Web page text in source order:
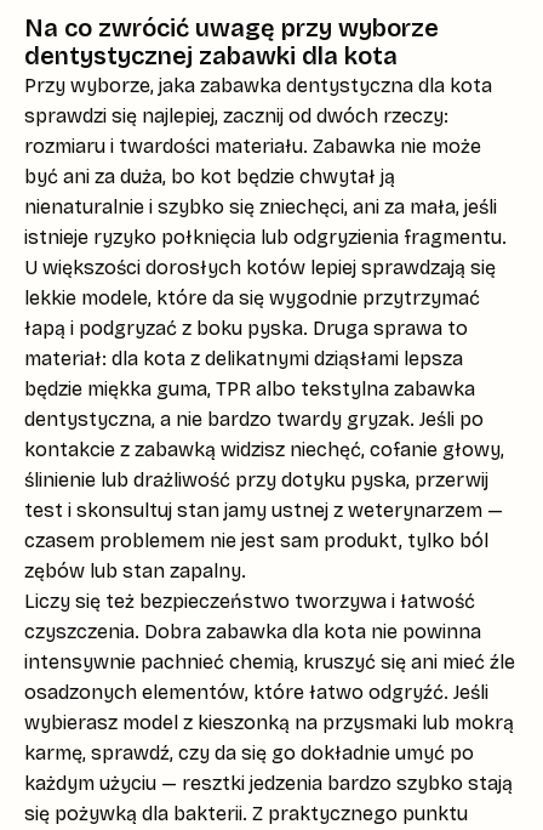
Na co zwrócić uwagę przy wyborze
dentystycznej zabawki dla kota
Przy wyborze, jaka zabawka dentystyczna dla kota
sprawdzi się najlepiej, zacznij od dwóch rzeczy:
rozmiaru i twardości materiału. Zabawka nie może
być ani za duża, bo kot będzie chwytał ją
nienaturalnie i szybko się zniechęci, ani za mała, jeśli
istnieje ryzyko połknięcia lub odgryzienia fragmentu.
U większości dorosłych kotów lepiej sprawdzają się
lekkie modele, które da się wygodnie przytrzymać
łapą i podgryzać z boku pyska. Druga sprawa to
materiał: dla kota z delikatnymi dziąsłami lepsza
będzie miękka guma, TPR albo tekstylna zabawka
dentystyczna, a nie bardzo twardy gryzak. Jeśli po
kontakcie z zabawką widzisz niechęć, cofanie głowy,
ślinienie lub drażliwość przy dotyku pyska, przerwij
test i skonsultuj stan jamy ustnej z weterynarzem —
czasem problemem nie jest sam produkt, tylko ból
zębów lub stan zapalny.
Liczy się też bezpieczeństwo tworzywa i łatwość
czyszczenia. Dobra zabawka dla kota nie powinna
intensywnie pachnieć chemią, kruszyć się ani mieć źle
osadzonych elementów, które łatwo odgryźć. Jeśli
wybierasz model z kieszonką na przysmaki lub mokrą
karmę, sprawdź, czy da się go dokładnie umyć po
każdym użyciu — resztki jedzenia bardzo szybko stają
się pożywką dla bakterii. Z praktycznego punktu